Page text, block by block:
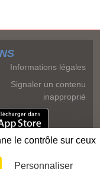
Informations légales
Signaler un contenu
inapproprié
Connexion
le contrôle sur ceux
Personnaliser